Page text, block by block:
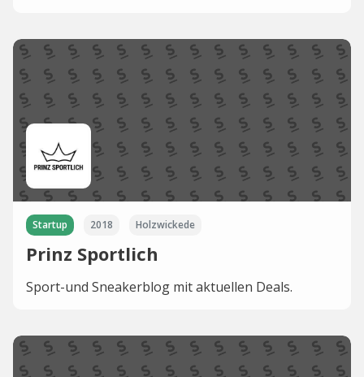
Startup 2018 Holzwickede
Prinz Sportlich
Sport-und Sneakerblog mit aktuellen Deals.